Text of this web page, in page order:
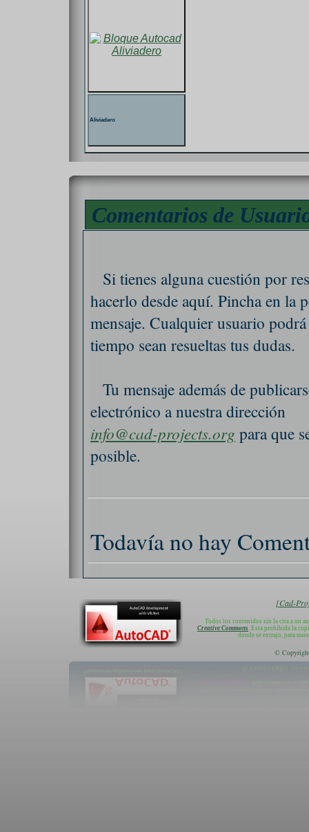
Aliviadero
Comentarios de
Si tienes alguna cuestión por
hacerlo desde aquí. Pincha en la
mensaje. Cualquier usuario
tiempo sean resueltas tus dudas.
Tu mensaje además de
electrónico a nuestra dirección
info@cad-projects.org para que
posible.
Todavía no hay
[Cad-
Todos los contenidos sin la cita a un
Creative Commons. Esta prohibida la
donde se extrajo, para
© Copyright